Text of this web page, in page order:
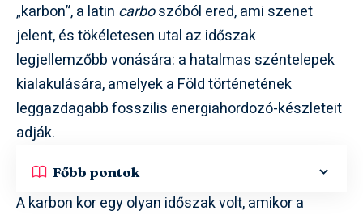
„karbon”, a latin carboszóból ered, ami szenet
jelent, és tökéletesen utal az időszak
legjellemzőbb vonására: a hatalmas széntelepek
kialakulására, amelyek a Föld történetének
leggazdagabb fosszilis energiahordozó-készleteit
adják.
Főbb pontok
A karbon kor egy olyan időszak volt, amikor a